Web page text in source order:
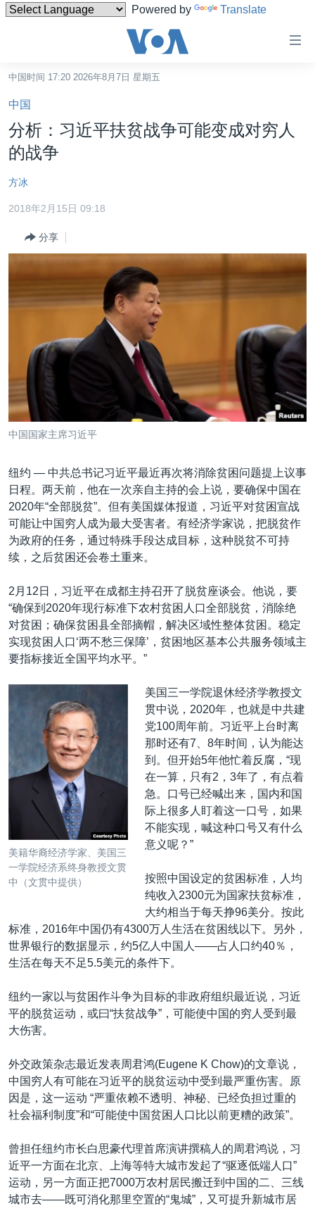
Powered by Translate
碍
链
接
跳
内
容
到
导
跳
中国
最新国际新闻
非洲
美洲
全球议题
分类新闻
人权·法律·宗教
军事
劳工
环境
热点专题
国会报道
美中关系
美国建国250周年
埃博拉疫情
重要讲话与声明
台海两岸关系
南中国海争端
关注西藏
GEN Z 看美国
VOA今日焦点
中文广播
关注我们
其他语言网站
中国时间 17:20 2026年8月7日 星期五
中国
分析：习近平扶贫战争可能变成对穷人
的战争
方冰
2018年2月15日 09:18
分享
中国国家主席习近平
纽约 — 中共总书记习近平最近再次将消除贫困问题提上议事
日程。两天前，他在一次亲自主持的会上说，要确保中国在
2020年“全部脱贫”。但有美国媒体报道，习近平对贫困宣战
可能让中国穷人成为最大受害者。有经济学家说，把脱贫作
为政府的任务，通过特殊手段达成目标，这种脱贫不可持
续，之后贫困还会卷土重来。
2月12日，习近平在成都主持召开了脱贫座谈会。他说，要
“确保到2020年现行标准下农村贫困人口全部脱贫，消除绝
对贫困；确保贫困县全部摘帽，解决区域性整体贫困。稳定
实现贫困人口‘两不愁三保障’，贫困地区基本公共服务领域主
要指标接近全国平均水平。”
美籍华裔经济学家、美国三
一学院经济系终身教授文贯
中（文贯中提供）
美国三一学院退休经济学教授文
贯中说，2020年，也就是中共建
党100周年前。习近平上台时离
那时还有7、8年时间，认为能达
到。但开始5年他忙着反腐，“现
在一算，只有2，3年了，有点着
急。口号已经喊出来，国内和国
际上很多人盯着这一口号，如果
不能实现，喊这种口号又有什么
意义呢？”
按照中国设定的贫困标准，人均
纯收入2300元为国家扶贫标准，
大约相当于每天挣96美分。按此
标准，2016年中国仍有4300万人生活在贫困线以下。另外，
世界银行的数据显示，约5亿人中国人——占人口约40％，
生活在每天不足5.5美元的条件下。
纽约一家以与贫困作斗争为目标的非政府组织最近说，习近
平的脱贫运动，或曰“扶贫战争”，可能使中国的穷人受到最
大伤害。
外交政策杂志最近发表周君鸿(Eugene K Chow)的文章说，
中国穷人有可能在习近平的脱贫运动中受到最严重伤害。原
因是，这一运动 “严重依赖不透明、神秘、已经负担过重的
社会福利制度”和“可能使中国贫困人口比以前更糟的政策”。
曾担任纽约市长白思豪代理首席演讲撰稿人的周君鸿说，习
近平一方面在北京、上海等特大城市发起了“驱逐低端人口”
运动，另一方面正把7000万农村居民搬迁到中国的二、三线
城市去——既可消化那里空置的“鬼城”，又可提升新城市居